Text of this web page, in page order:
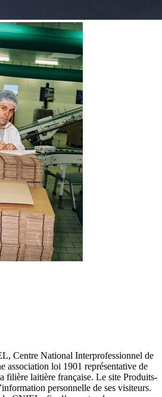
Centre National Interprofessionnel de
association loi 1901 représentative de
filière laitière française. Le site Produits-
personnelle de ses visiteurs.